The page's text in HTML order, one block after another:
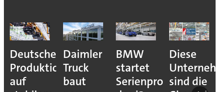
Daimler
Truck
baut
BMW
startet
Serienproduktion
Diese
Unternehmen
sind die
Puebla
macht
sich